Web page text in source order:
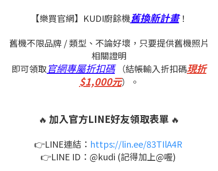
【樂買官網】KUDI廚餘機舊換新計畫！
舊機不限品牌 / 類型、不論好壞，只要提供舊機照片
相關證明
即可領取官網專屬折扣碼（結帳輸入折扣碼現折
$1,000元）。
🔥 加入官方LINE好友領取表單 🔥
👉LINE連結： https://lin.ee/83TIlA4R
👉LINE ID：@kudi (記得加上@喔)